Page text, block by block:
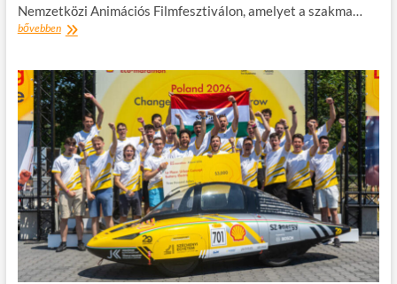
Nemzetközi Animációs Filmfesztiválon, amelyet a szakma…
bővebbenNemzetközi
Annecy
Nemzetközi
Animációs
Filmfesztiválon